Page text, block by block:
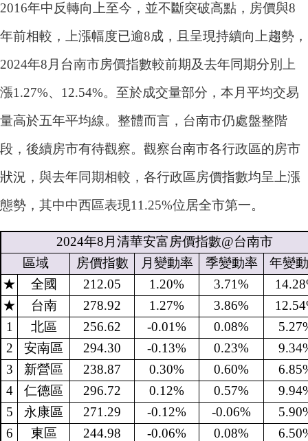
2016年中反轉向上至今，並不斷突破高點，房價與8
年前相較，上漲幅度已逾8成，且呈現持續向上趨勢，
2024年8月台南市房價指數較前期及去年同期分別上
漲1.27%、12.54%。至於成交量部分，本月平均交易
量高於五年平均線。整體而言，台南市仍處盤整階
段，後續房市有待觀察。觀察台南市各行政區的房市
狀況，與去年同期相較，各行政區房價指數均呈上漲
態勢，其中中西區表現11.25%位居全市第一。
2024年8 月清華安富房價指數@台南市
區域
房價指數 月變動率 季變動率
年變
★
全國 212.05 1.20% 3.71%
★
台南 278.92 1.27% 3.86%
1
北區 256.62 -0.01% 0.08%
2
安南區 294.30 -0.13% 0.23%
3
新營區 238.87 0.30% 0.60%
4
仁德區 296.72 0.12% 0.57%
5
永康區 271.29 -0.12% -0.06%
6
東區 244.98 -0.06% 0.08%